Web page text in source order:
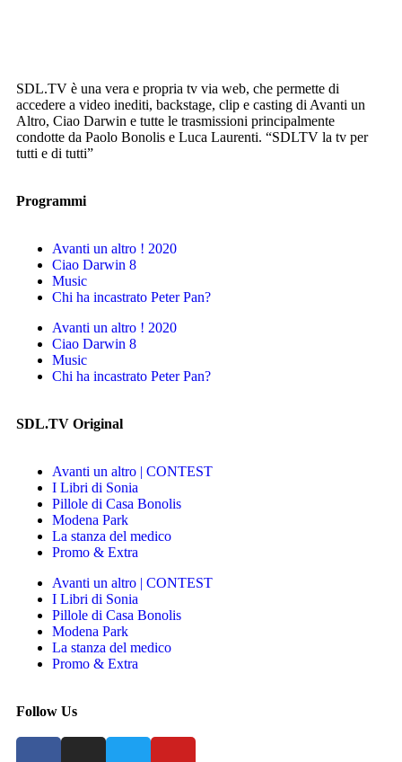
SDL.TV è una vera e propria tv via web, che permette di
accedere a video inediti, backstage, clip e casting di Avanti un
Altro, Ciao Darwin e tutte le trasmissioni principalmente
condotte da Paolo Bonolis e Luca Laurenti. “SDLTV la tv per
tutti e di tutti”
Programmi
Avanti un altro ! 2020
Ciao Darwin 8
Music
Chi ha incastrato Peter Pan?
Avanti un altro ! 2020
Ciao Darwin 8
Music
Chi ha incastrato Peter Pan?
SDL.TV Original
Avanti un altro | CONTEST
I Libri di Sonia
Pillole di Casa Bonolis
Modena Park
La stanza del medico
Promo & Extra
Avanti un altro | CONTEST
I Libri di Sonia
Pillole di Casa Bonolis
Modena Park
La stanza del medico
Promo & Extra
Follow Us